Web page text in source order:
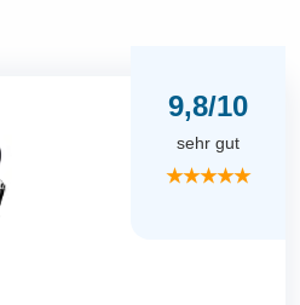
9,8/10
sehr gut
★★★★★